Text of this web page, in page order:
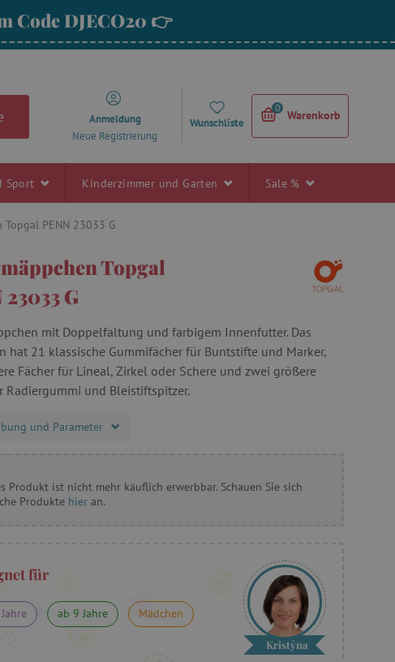
Code DJECO20 👉
Anmeldung
Neue Registrierung
Wunschliste
0
Warenkorb
Sport Kinderzimmer und Garten Sale %
Topgal PENN 23033 G
Topgal
23033 G
mit Doppelfaltung und farbigem Innenfutter. Das
hat 21 klassische Gummifächer für Buntstifte und Marker,
Fächer für Lineal, Zirkel oder Schere und zwei größere
Radiergummi und Bleistiftspitzer.
und Parameter
Produkt ist nicht mehr käuflich erwerbbar. Schauen Sie sich
Produkte hier an.
für
ab 9 Jahre Mädchen
Kristýna